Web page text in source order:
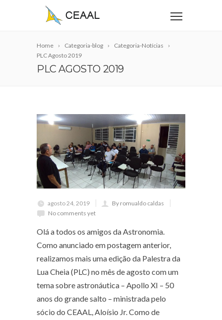
Home Categoria-blog
Categoria-Notícias
PLC Agosto 2019
PLC AGOSTO 2019
agosto 24, 2019
By romualdo caldas
No comments yet
Olá a todos os amigos da Astronomia.
Como anunciado em postagem anterior,
realizamos mais uma edição da Palestra da
Lua Cheia (PLC) no mês de agosto com um
tema sobre astronáutica – Apollo XI – 50
anos do grande salto – ministrada pelo
sócio do CEAAL, Aloísio Jr. Como de